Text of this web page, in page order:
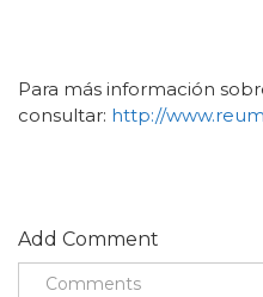
Para más información
consultar: http://
Add Comment